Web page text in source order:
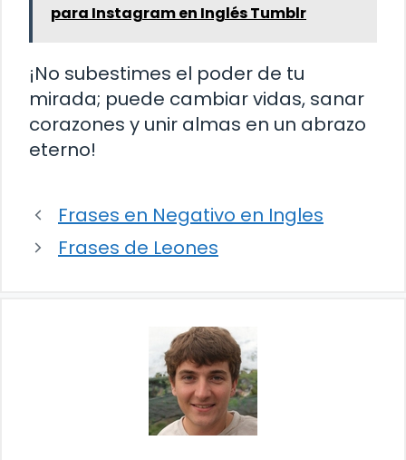
para Instagram en Inglés Tumblr
¡No subestimes el poder de tu
mirada; puede cambiar vidas, sanar
corazones y unir almas en un abrazo
eterno!
Frases en Negativo en Ingles
Frases de Leones